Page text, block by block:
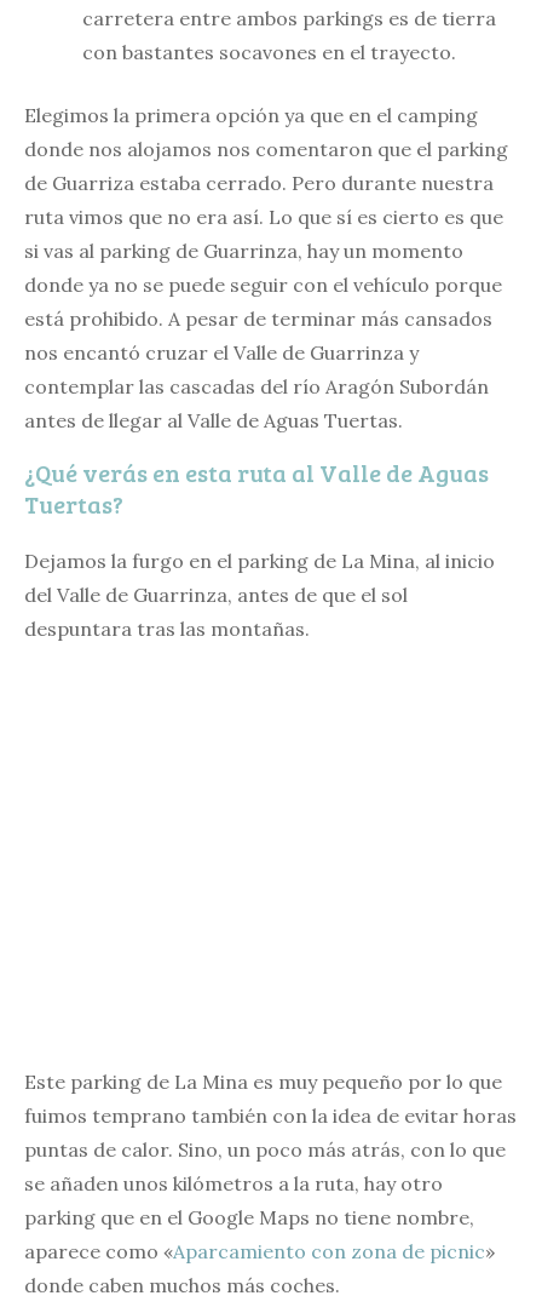
carretera entre ambos parkings es de tierra
con bastantes socavones en el trayecto.
Elegimos la primera opción ya que en el camping
donde nos alojamos nos comentaron que el parking
de Guarriza estaba cerrado. Pero durante nuestra
ruta vimos que no era así. Lo que sí es cierto es que
si vas al parking de Guarrinza, hay un momento
donde ya no se puede seguir con el vehículo porque
está prohibido. A pesar de terminar más cansados
nos encantó cruzar el Valle de Guarrinza y
contemplar las cascadas del río Aragón Subordán
antes de llegar al Valle de Aguas Tuertas.
¿Qué verás en esta ruta al Valle de Aguas
Tuertas?
Dejamos la furgo en el parking de La Mina, al inicio
del Valle de Guarrinza, antes de que el sol
despuntara tras las montañas.
Este parking de La Mina es muy pequeño por lo que
fuimos temprano también con la idea de evitar horas
puntas de calor. Sino, un poco más atrás, con lo que
se añaden unos kilómetros a la ruta, hay otro
parking que en el Google Maps no tiene nombre,
aparece como «Aparcamiento con zona de picnic»
donde caben muchos más coches.